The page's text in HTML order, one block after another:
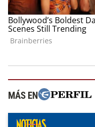
MÁS EN